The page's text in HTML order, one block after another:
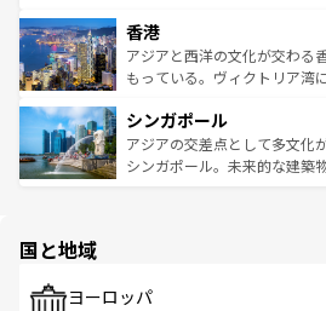
とつ。フォーやバインミー、
ひ現地で味わいたい。どの地
が旅行者を迎えてくれるので
参照してほしい。
の活気が交差している。北部
帯で自然と触れ合い、南部で
いビーチでリゾート気分を楽
激する。気候は一年中温暖で
が待っている。親しみやすい
た文化、そして多様な観光資
香港
アジアと西洋の文化が交わる
もっている。ヴィクトリア湾
み、どこを訪れても感動する
ており、効率よく見どころを
うな絶景から文化的な体験ま
シンガポール
アジアの交差点として多文化
シンガポール。未来的な建築
で、ホーカーズは地元の風情
国と地域
ヨーロッパ